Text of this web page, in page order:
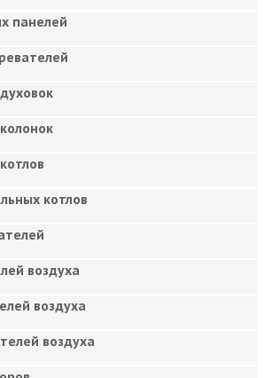
панелей
котлов
воздуха
воздуха
воздуха